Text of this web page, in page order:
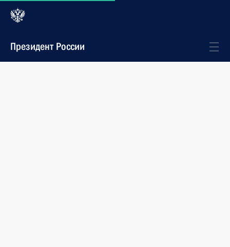
Президент России